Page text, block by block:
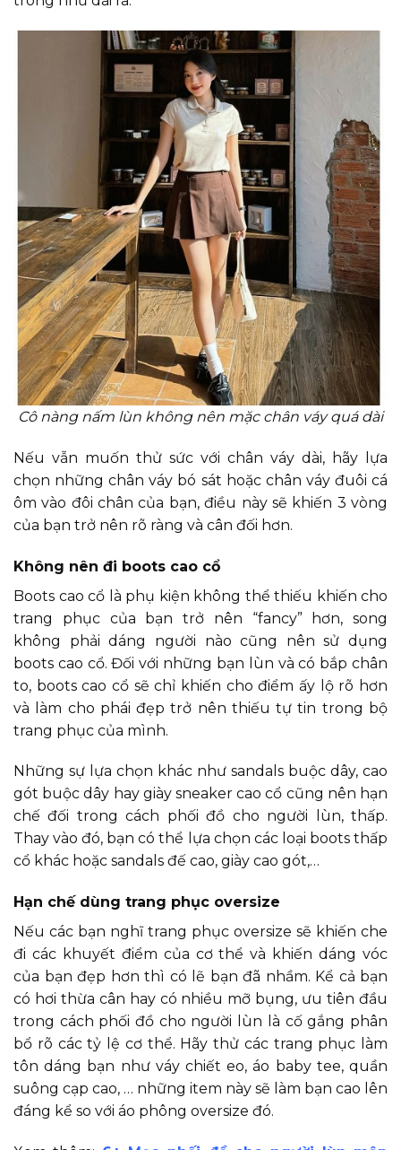
Cô nàng nấm lùn không nên mặc chân váy quá dài
Nếu vẫn muốn thử sức với chân váy dài, hãy lựa
chọn những chân váy bó sát hoặc chân váy đuôi cá
ôm vào đôi chân của bạn, điều này sẽ khiến 3 vòng
của bạn trở nên rõ ràng và cân đối hơn.
Không nên đi boots cao cổ
Boots cao cổ là phụ kiện không thể thiếu khiến cho
trang phục của bạn trở nên “fancy” hơn, song
không phải dáng người nào cũng nên sử dụng
boots cao cổ. Đối với những bạn lùn và có bắp chân
to, boots cao cổ sẽ chỉ khiến cho điểm ấy lộ rõ hơn
và làm cho phái đẹp trở nên thiếu tự tin trong bộ
trang phục của mình.
Những sự lựa chọn khác như sandals buộc dây, cao
gót buộc dây hay giày sneaker cao cổ cũng nên hạn
chế đối trong cách phối đồ cho người lùn, thấp.
Thay vào đó, bạn có thể lựa chọn các loại boots thấp
cổ khác hoặc sandals đế cao, giày cao gót,…
Hạn chế dùng trang phục oversize
Nếu các bạn nghĩ trang phục oversize sẽ khiến che
đi các khuyết điểm của cơ thể và khiến dáng vóc
của bạn đẹp hơn thì có lẽ bạn đã nhầm. Kể cả bạn
có hơi thừa cân hay có nhiều mỡ bụng, ưu tiên đầu
trong cách phối đồ cho người lùn là cố gắng phân
bổ rõ các tỷ lệ cơ thể. Hãy thử các trang phục làm
tôn dáng bạn như váy chiết eo, áo baby tee, quần
suông cạp cao, … những item này sẽ làm bạn cao lên
đáng kể so với áo phông oversize đó.